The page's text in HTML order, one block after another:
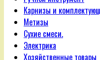
Карнизы и
Метизы
Сухие смеси.
Электрика
Хозяйственные товары